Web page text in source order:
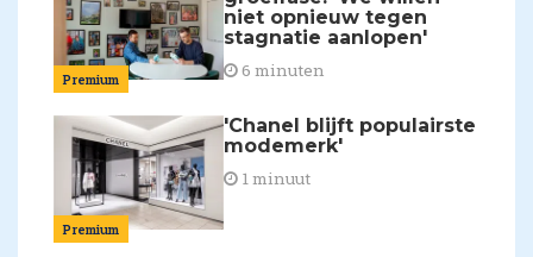
Premium
niet opnieuw tegen
stagnatie aanlopen'
6 minuten
Premium
'Chanel blijft populairste
modemerk'
1 minuut